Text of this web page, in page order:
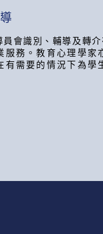
員會識別、輔導及轉
服務。教育心理學家
有需要的情況下為學